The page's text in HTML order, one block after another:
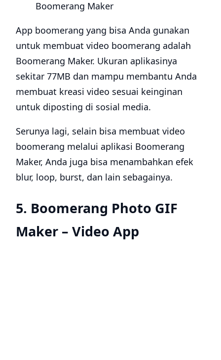
Boomerang Maker
App boomerang yang bisa Anda gunakan
untuk membuat video boomerang adalah
Boomerang Maker. Ukuran aplikasinya
sekitar 77MB dan mampu membantu Anda
membuat kreasi video sesuai keinginan
untuk diposting di sosial media.
Serunya lagi, selain bisa membuat video
boomerang melalui aplikasi Boomerang
Maker, Anda juga bisa menambahkan efek
blur, loop, burst, dan lain sebagainya.
5. Boomerang Photo GIF
Maker – Video App